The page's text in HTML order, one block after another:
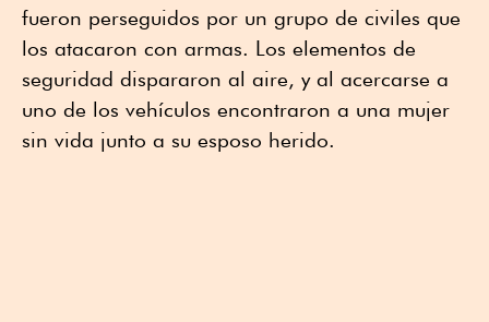
fueron perseguidos por un grupo de civiles que
los atacaron con armas. Los elementos de
seguridad dispararon al aire, y al acercarse a
uno de los vehículos encontraron a una mujer
sin vida junto a su esposo herido.